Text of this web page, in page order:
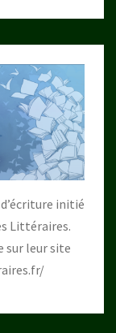
initié
Littéraires.
sur leur site